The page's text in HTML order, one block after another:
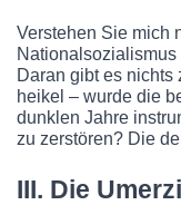
Verstehen Sie mich
Nationalsozialismus
Daran gibt es nichts
heikel – wurde die
dunklen Jahre
zu zerstören? Die
III. Die